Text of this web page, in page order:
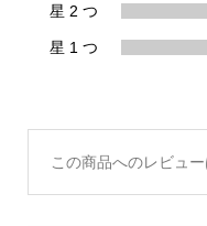
星 2 つ
星 1 つ
この商品へのレビュー